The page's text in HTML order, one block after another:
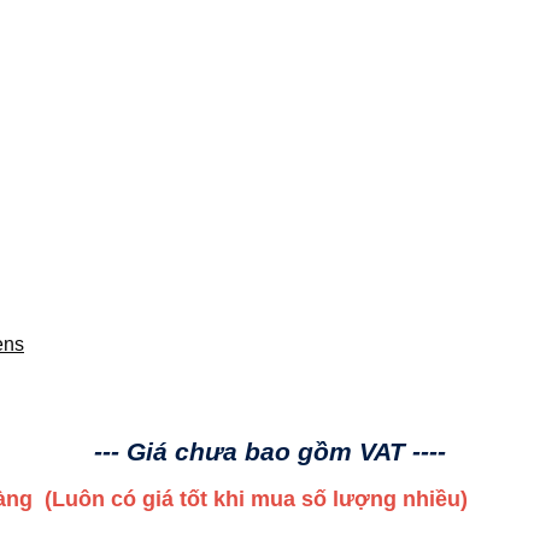
--- Giá chưa bao gồm VAT ----
(Luôn có giá tốt khi mua số lượng nhiều)